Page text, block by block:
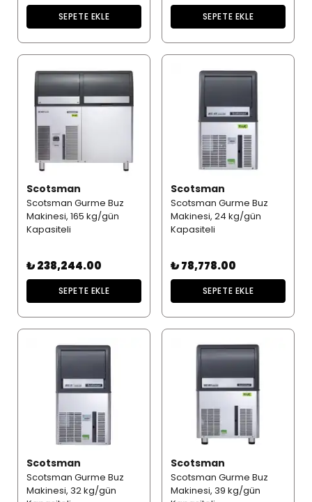
SEPETE EKLE SEPETE EKLE
Scotsman
Scotsman Gurme Buz
Makinesi, 165 kg/gün
Kapasiteli
₺ 238,244.00
SEPETE EKLE
Scotsman
Scotsman Gurme Buz
Makinesi, 24 kg/gün
Kapasiteli
₺ 78,778.00
SEPETE EKLE
Scotsman
Scotsman Gurme Buz
Makinesi, 32 kg/gün
Scotsman
Scotsman Gurme Buz
Makinesi, 39 kg/gün